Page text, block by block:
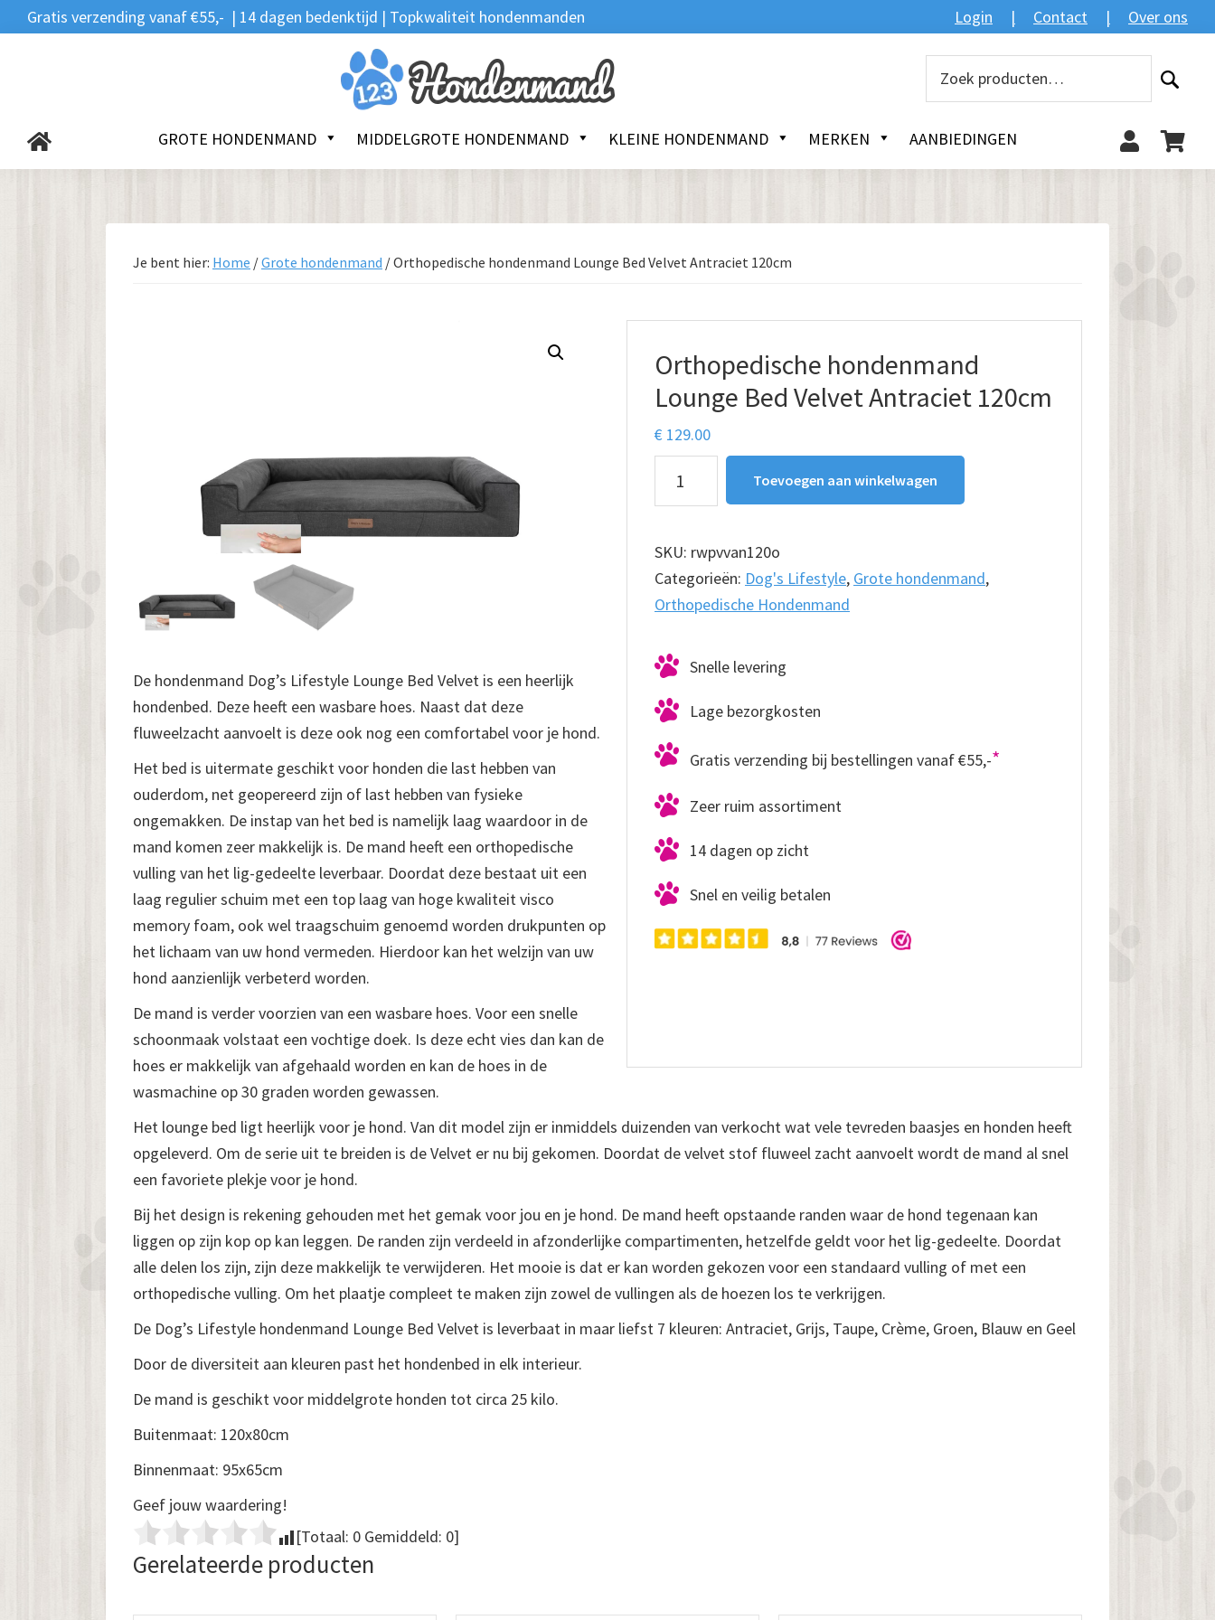
Spring
naar
Door
naar
Spring
naar
Gratis verzending vanaf €55,- | 14 dagen bedenktijd | Topkwaliteit hondenmanden Login Contact Over ons
Zoeken
GROTE HONDENMAND MIDDELGROTE HONDENMAND KLEINE HONDENMAND MERKEN AANBIEDINGEN
naar:
Je bent hier: Home /Grote hondenmand /Orthopedische hondenmand Lounge Bed Velvet Antraciet 120cm
Orthopedische hondenmand
Lounge Bed Velvet Antraciet 120cm
€ 129.00
hondenmand
Bed
Velvet
Antraciet
aantal
Toevoegen aan winkelwagen
SKU: rwpvvan120o
Categorieën: Dog's Lifestyle, Grote hondenmand,
Orthopedische Hondenmand
Snelle levering
Lage bezorgkosten
Gratis verzending bij bestellingen vanaf €55,-*
Zeer ruim assortiment
14 dagen op zicht
Snel en veilig betalen
De hondenmand Dog’s Lifestyle Lounge Bed Velvet is een heerlijk
hondenbed. Deze heeft een wasbare hoes. Naast dat deze
fluweelzacht aanvoelt is deze ook nog een comfortabel voor je hond.
Het bed is uitermate geschikt voor honden die last hebben van
ouderdom, net geopereerd zijn of last hebben van fysieke
ongemakken. De instap van het bed is namelijk laag waardoor in de
mand komen zeer makkelijk is. De mand heeft een orthopedische
vulling van het lig-gedeelte leverbaar. Doordat deze bestaat uit een
laag regulier schuim met een top laag van hoge kwaliteit visco
memory foam, ook wel traagschuim genoemd worden drukpunten op
het lichaam van uw hond vermeden. Hierdoor kan het welzijn van uw
hond aanzienlijk verbeterd worden.
De mand is verder voorzien van een wasbare hoes. Voor een snelle
schoonmaak volstaat een vochtige doek. Is deze echt vies dan kan de
hoes er makkelijk van afgehaald worden en kan de hoes in de
wasmachine op 30 graden worden gewassen.
Het lounge bed ligt heerlijk voor je hond. Van dit model zijn er inmiddels duizenden van verkocht wat vele tevreden baasjes en honden heeft
opgeleverd. Om de serie uit te breiden is de Velvet er nu bij gekomen. Doordat de velvet stof fluweel zacht aanvoelt wordt de mand al snel
een favoriete plekje voor je hond.
Bij het design is rekening gehouden met het gemak voor jou en je hond. De mand heeft opstaande randen waar de hond tegenaan kan
liggen op zijn kop op kan leggen. De randen zijn verdeeld in afzonderlijke compartimenten, hetzelfde geldt voor het lig-gedeelte. Doordat
alle delen los zijn, zijn deze makkelijk te verwijderen. Het mooie is dat er kan worden gekozen voor een standaard vulling of met een
orthopedische vulling. Om het plaatje compleet te maken zijn zowel de vullingen als de hoezen los te verkrijgen.
De Dog’s Lifestyle hondenmand Lounge Bed Velvet is leverbaat in maar liefst 7 kleuren: Antraciet, Grijs, Taupe, Crème, Groen, Blauw en Geel
Door de diversiteit aan kleuren past het hondenbed in elk interieur.
De mand is geschikt voor middelgrote honden tot circa 25 kilo.
Buitenmaat: 120x80cm
Binnenmaat: 95x65cm
Geef jouw waardering!
[Totaal: 0 Gemiddeld: 0]
Gerelateerde producten